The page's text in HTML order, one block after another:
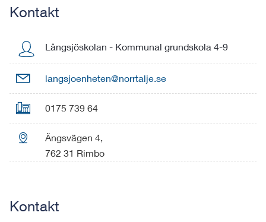
Kontakt
Långsjöskolan - Kommunal grundskola 4-9
 langsjoenheten@norrtalje.se
 0175 739 64

Ängsvägen 4,
762 31 Rimbo
Kontakt